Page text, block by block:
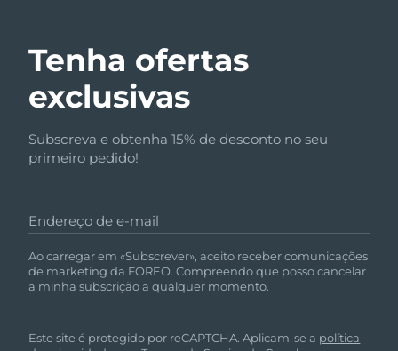
Tenha ofertas
exclusivas
Subscreva e obtenha 15% de desconto no seu
primeiro pedido!
Endereço de e-mail
Ao carregar em «Subscrever», aceito receber comunicações
de marketing da FOREO. Compreendo que posso cancelar
a minha subscrição a qualquer momento.
Este site é protegido por reCAPTCHA. Aplicam-se a política